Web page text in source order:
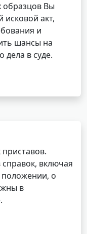
образцов Вы
акт,
и
шансы на
дела в суде.
включая
положении, о
в